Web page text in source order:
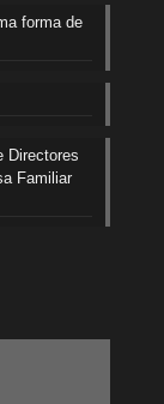
forma de
Directores
Familiar